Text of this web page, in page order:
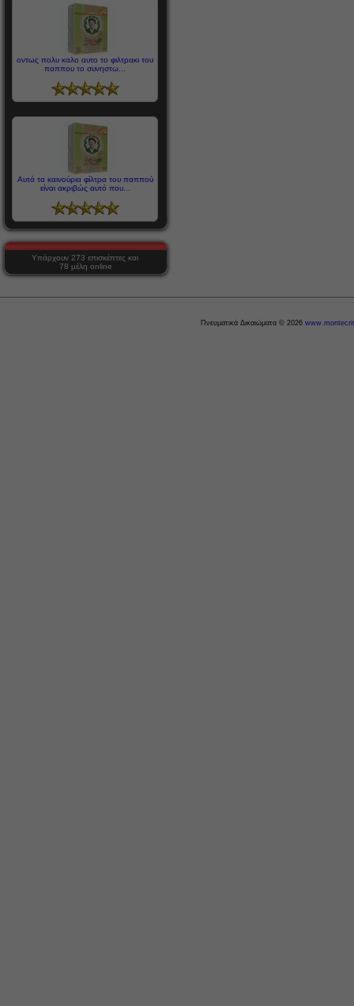
οντως πολυ καλο αυτο το φιλτρακι του
παππου το συνηστω...
Αυτά τα καινούρια φίλτρα του παππού
είναι ακριβώς αυτό που...
Υπάρχουν 273 επισκέπτες και
78 μέλη online
Πνευματικά Δικαιώματα © 2026